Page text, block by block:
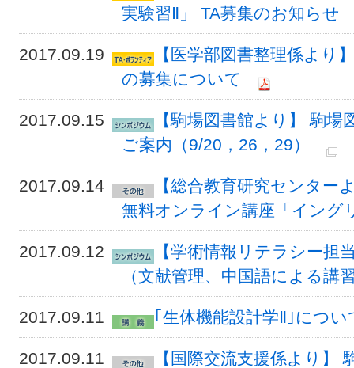
実験習Ⅱ」 TA募集のお知らせ
2017.09.19
【医学部図書整理係より
の募集について
2017.09.15
【駒場図書館より】 駒
ご案内（9/20，26，29）
2017.09.14
【総合教育研究センタ
無料オンライン講座「イング
2017.09.12
【学術情報リテラシー担
（文献管理、中国語による
2017.09.11 ｢生体機能設計学Ⅱ｣につ
2017.09.11
【国際交流支援係より】